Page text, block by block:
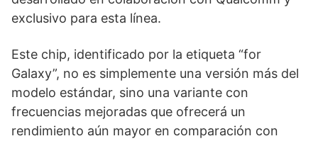
exclusivo para esta línea.
Este chip, identificado por la etiqueta “for
Galaxy”, no es simplemente una versión más del
modelo estándar, sino una variante con
frecuencias mejoradas que ofrecerá un
rendimiento aún mayor en comparación con